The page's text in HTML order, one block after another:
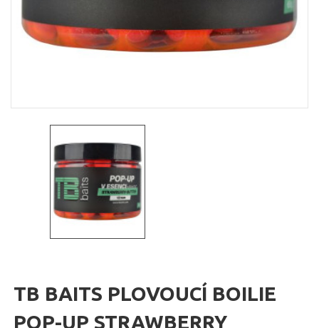
TB BAITS PLOVOUCÍ BOILIE
POP-UP STRAWBERRY